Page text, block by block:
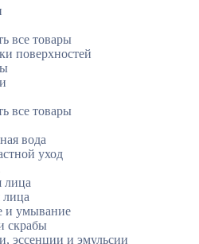
все товары
поверхностей
все товары
вода
уход
лица
лица
и умывание
скрабы
эссенции и эмульсии